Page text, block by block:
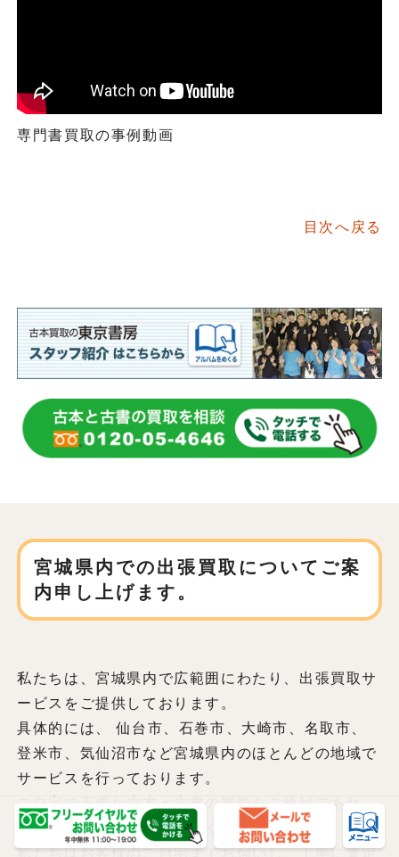
専門書買取の事例動画
目次へ戻る
宮城県内での出張買取についてご案
内申し上げます。
私たちは、宮城県内で広範囲にわたり、 出張買取サ
ービスをご提供しております。
具体的には、 仙台市、石巻市、大崎市、名取市、
登米市、気仙沼市など宮城県内のほとんどの地域で
サービスを行っております。
ご自宅で不要な古本と古書の買取をご検討であれ
ば、どうぞお気軽にご相談ください。
私たちはお客様のご自宅までお伺いし、丁寧に査定